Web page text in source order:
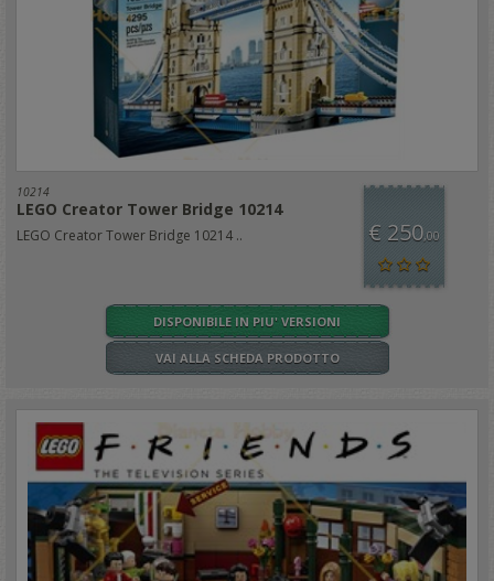
10214
LEGO Creator Tower Bridge 10214
LEGO Creator Tower Bridge 10214 .. € 250,00
DISPONIBILE IN PIU' VERSIONI
VAI ALLA SCHEDA PRODOTTO